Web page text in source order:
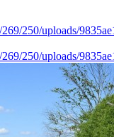
250/uploads/
250/uploads/